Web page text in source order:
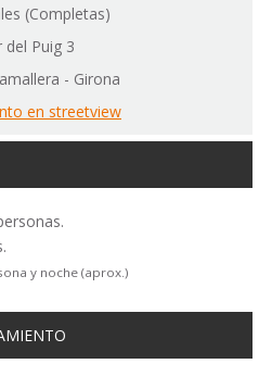
(Completas)
del Puig 3
- Girona
en streetview
y noche (aprox.)